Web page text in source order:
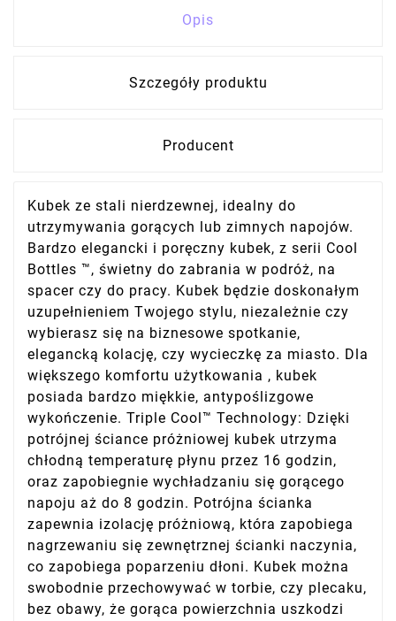
Opis
Szczegóły produktu
Producent
Kubek ze stali nierdzewnej, idealny do
utrzymywania gorących lub zimnych napojów.
Bardzo elegancki i poręczny kubek, z serii Cool
Bottles ™, świetny do zabrania w podróż, na
spacer czy do pracy. Kubek będzie doskonałym
uzupełnieniem Twojego stylu, niezależnie czy
wybierasz się na biznesowe spotkanie,
elegancką kolację, czy wycieczkę za miasto. Dla
większego komfortu użytkowania , kubek
posiada bardzo miękkie, antypoślizgowe
wykończenie. Triple Cool™ Technology: Dzięki
potrójnej ściance próżniowej kubek utrzyma
chłodną temperaturę płynu przez 16 godzin,
oraz zapobiegnie wychładzaniu się gorącego
napoju aż do 8 godzin. Potrójna ścianka
zapewnia izolację próżniową, która zapobiega
nagrzewaniu się zewnętrznej ścianki naczynia,
co zapobiega poparzeniu dłoni. Kubek można
swobodnie przechowywać w torbie, czy plecaku,
bez obawy, że gorąca powierzchnia uszkodzi